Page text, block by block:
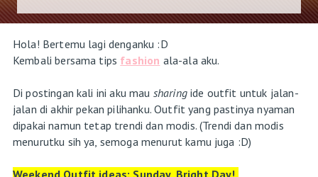
Hola! Bertemu lagi denganku :D
Kembali bersama tips fashion ala-ala aku.
Di postingan kali ini aku mau sharing ide outfit untuk jalan-
jalan di akhir pekan pilihanku. Outfit yang pastinya nyaman
dipakai namun tetap trendi dan modis. (Trendi dan modis
menurutku sih ya, semoga menurut kamu juga :D)
Weekend Outfit ideas: Sunday, Bright Day!